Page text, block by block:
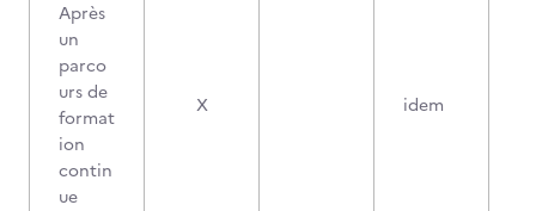
Après
un
parco
urs de
format
ion
contin
ue
X idem